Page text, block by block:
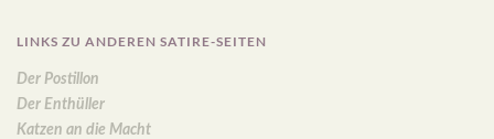
LINKS ZU ANDEREN SATIRE-SEITEN
Der Postillon
Der Enthüller
Katzen an die Macht